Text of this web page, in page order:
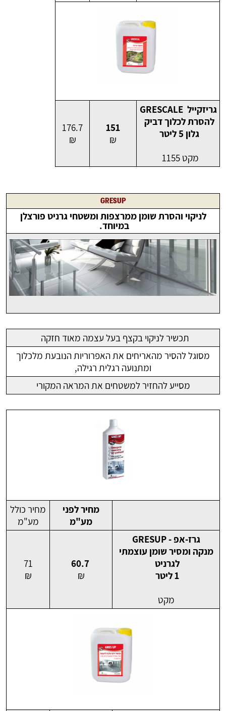
גריזקייל GRESCALE
להסרת לכלוך דביק
גלון 5 ליטר
מקט 1155
151
₪
176.7
₪
GRESUP
לניקוי והסרת שומן ממרצפות ומשטחי גרניט פורצלן
במיוחד.
תכשיר לניקוי בקצף בעל עצמה מאוד חזקה
מסוגל להסיר מהאריחים את האפרוריות הנובעת מלכלוך
ומתנועה רגלית רגילה,
מסייע להחזיר למשטחים את המראה המקורי
מחיר לפני
מע"מ
מחיר כולל
מע"מ
גרז-אפ - GRESUP
מנקה ומסיר שומן עוצמתי
לגרניט
1 ליטר
מקט
60.7
₪
71
₪